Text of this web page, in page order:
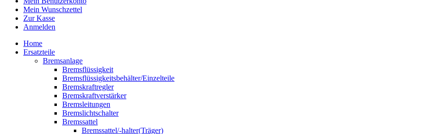
Mein Wunschzettel
Zur Kasse
Anmelden
Home
Ersatzteile
Bremsanlage
Bremsflüssigkeit
Bremsflüssigkeitsbehälter/Einzelteile
Bremskraftregler
Bremskraftverstärker
Bremsleitungen
Bremslichtschalter
Bremssattel
Bremssattel/-halter(Träger)